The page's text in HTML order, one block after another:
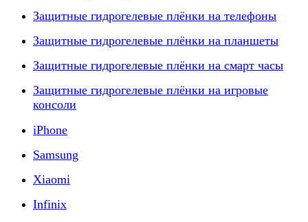
Защитные гидрогелевые плёнки на телефоны
Защитные гидрогелевые плёнки на планшеты
Защитные гидрогелевые плёнки на смарт часы
Защитные гидрогелевые плёнки на игровые
консоли
iPhone
Samsung
Xiaomi
Infinix